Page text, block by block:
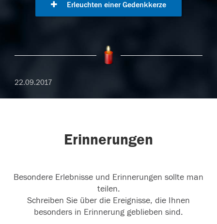
Erleuchten einer Gedenkkerze
22.09.2017
Erinnerungen
Besondere Erlebnisse und Erinnerungen sollte man
teilen.
Schreiben Sie über die Ereignisse, die Ihnen
besonders in Erinnerung geblieben sind.